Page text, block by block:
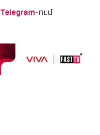
Telegram-ում